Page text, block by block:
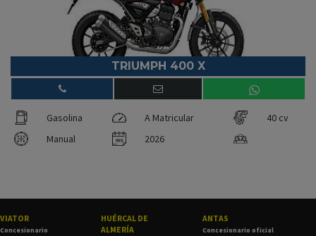
TRIUMPH 400 X
Gasolina A Matricular
40 cv
Manual
2026
VIATOR
Concesionario
HUÉRCAL DE
ALMERÍA
ANTAS
Concesionario oficial